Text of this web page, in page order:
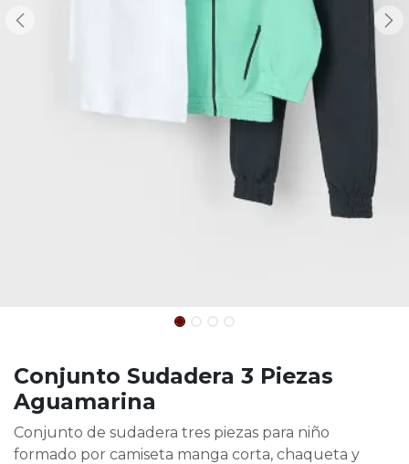
Conjunto Sudadera 3 Piezas
Aguamarina
Conjunto de sudadera tres piezas para niño
formado por camiseta manga corta, chaqueta y